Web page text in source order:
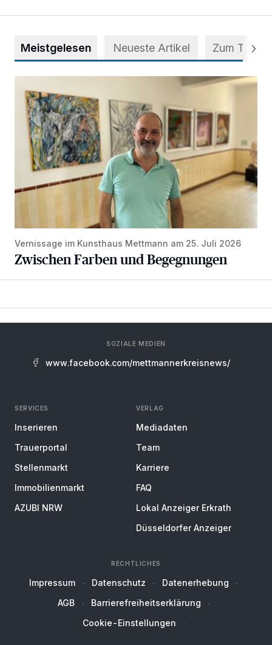
Meistgelesen Neueste Artikel Zum Thema
Vernissage im Kunsthaus Mettmann am 25. Juli 2026
Zwischen Farben und Begegnungen
SOZIALE MEDIEN
www.facebook.com/mettmannerkreisnews/
SERVICES
Inserieren
Trauerportal
Stellenmarkt
Immobilienmarkt
AZUBI NRW
VERLAG
Mediadaten
Team
Karriere
FAQ
Lokal Anzeiger Erkrath
Düsseldorfer Anzeiger
RECHTLICHES
Impressum Datenschutz
Datenerhebung
AGB
Barrierefreiheitserklärung
Cookie-Einstellungen